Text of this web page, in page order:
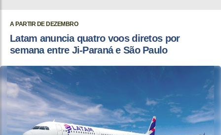
A PARTIR DE DEZEMBRO
Latam anuncia quatro voos diretos por
semana entre Ji-Paraná e São Paulo